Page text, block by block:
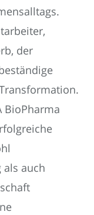
der
BioPharma
auch